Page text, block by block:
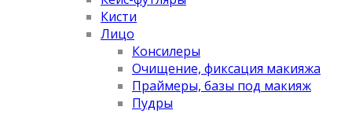
Кисти
Лицо
Консилеры
Очищение, фиксация макияжа
Праймеры, базы под макияж
Пудры